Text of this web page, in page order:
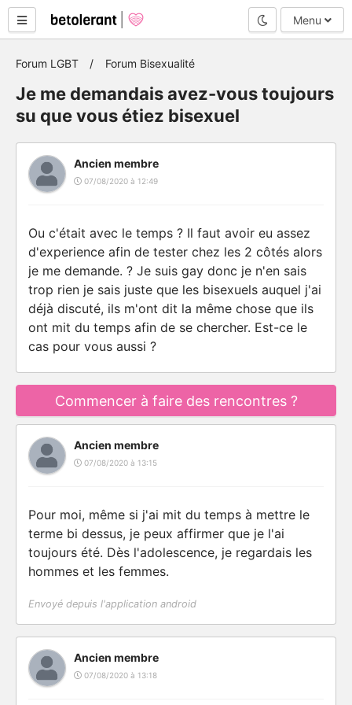
Mode nuit
Menu
Forum LGBT Forum Bisexualité
Je me demandais avez-vous toujours
su que vous étiez bisexuel
Ancien membre
07/08/2020 à 12:49
Ou c'était avec le temps ? Il faut avoir eu assez
d'experience afin de tester chez les 2 côtés alors
je me demande. ? Je suis gay donc je n'en sais
trop rien je sais juste que les bisexuels auquel j'ai
déjà discuté, ils m'ont dit la même chose que ils
ont mit du temps afin de se chercher. Est-ce le
cas pour vous aussi ?
Commencer à faire des rencontres ?
Ancien membre
07/08/2020 à 13:15
Pour moi, même si j'ai mit du temps à mettre le
terme bi dessus, je peux affirmer que je l'ai
toujours été. Dès l'adolescence, je regardais les
hommes et les femmes.
Envoyé depuis l'application android
Ancien membre
07/08/2020 à 13:18